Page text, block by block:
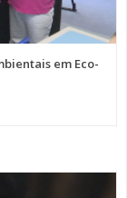
em Eco-